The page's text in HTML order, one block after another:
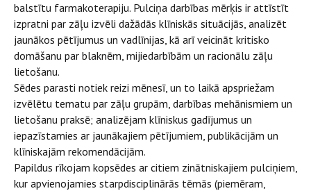
balstītu farmakoterapiju. Pulciņa darbības mērķis ir attīstīt
izpratni par zāļu izvēli dažādās klīniskās situācijās, analizēt
jaunākos pētījumus un vadlīnijas, kā arī veicināt kritisko
domāšanu par blaknēm, mijiedarbībām un racionālu zāļu
lietošanu.
Sēdes parasti notiek reizi mēnesī, un to laikā apspriežam
izvēlētu tematu par zāļu grupām, darbības mehānismiem un
lietošanu praksē; analizējam klīniskus gadījumus un
iepazīstamies ar jaunākajiem pētījumiem, publikācijām un
klīniskajām rekomendācijām.
Papildus rīkojam kopsēdes ar citiem zinātniskajiem pulciņiem,
kur apvienojamies starpdisciplinārās tēmās (piemēram,